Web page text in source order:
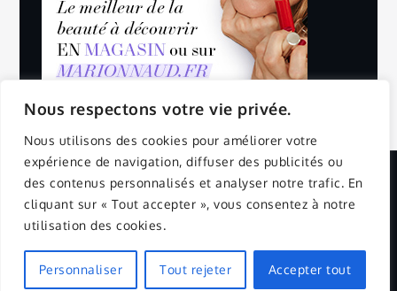
Nous respectons votre vie privée.
Nous utilisons des cookies pour améliorer votre
expérience de navigation, diffuser des publicités ou
des contenus personnalisés et analyser notre trafic. En
cliquant sur « Tout accepter », vous consentez à notre
utilisation des cookies.
Personnaliser Tout rejeter Accepter tout
Copyright © 2025 | All Rights Reserved.
Mentions Légales
Yuma by Shark Themes